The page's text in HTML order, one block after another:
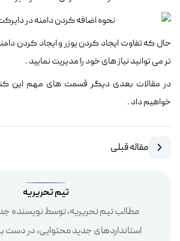
حال که تفاوت ایجاد کردن یوزر و ایجاد کردن
تر می توانید نیاز های خود را مدیریت نمایید .
در مقالات بعدی دیگر قسمت های مهم این
خواهیم داد .
مقاله قبلی
تیم تحریریه
مطالب تیم تحریریه، توسط نویسنده
استانداردهای جدید محتوایی، در دست